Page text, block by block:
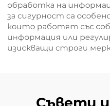
обработка на
за сигурност са
които работят със
информация или
изискващи строги
Съвети